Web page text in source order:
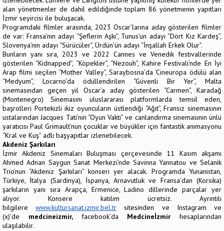
alan yönetmenler de dahil edildiğinde toplam 86 yönetmenin yapıtları
İzmir seyircisi ile buluşacak.
Programdaki filmler arasında, 2023 Oscar’larına aday gösterilen filmler
de var: Fransa’nın adayı “Şeflerin Aşkı”, Tunus’un adayı “Dört Kız Kardeş”,
Slovenya’nın adayı “Sürücüler”, Ürdün’ün adayı “İnşallah Erkek Olur”.
Bunların yanı sıra, 2023 ve 2022 Cannes ve Venedik festivallerinde
gösterilen “Kidnapped”, “Köpekler”, “Nezouh”, Kahire Festivali’nde En İyi
Arap filmi seçilen “Mother Valley”, Saraybosna’da ‘Cineuropa ödülü alan
“Medyum”, Locarno’da ödüllendirilen “Güvenli Bir Yer”, Malta
sinemasından geçen yıl Oscar’a aday gösterilen “Carmen”, Karadağ
(Montenegro) Sinemasını uluslararası platformlarda temsil eden,
başrolleri Portekizli ikiz oyuncuların üstlendiği “Ağıt”, Fransız sinemasının
ustalarından Jacques Tati’nin “Oyun Vakti” ve canlandırma sinemasının ünlü
yaratıcısı Paul Grimault’nun çocuklar ve büyükler için fantastik animasyonu
“Kral ve Kuş” adlı başyapıtlar izlenebilecek.
Akdeniz Şarkıları
İzmir Akdeniz Sinemaları Buluşması çerçevesinde 11 Kasım akşamı
Ahmed Adnan Saygun Sanat Merkezi’nde Savinna Yannatou ve Selanik
Trio’nun “Akdeniz Şarkıları” konseri yer alacak. Programda Yunanistan,
Türkiye, İtalya (Sardinya), İspanya, Arnavutluk ve Fransa’dan (Korsika)
şarkıların yanı sıra Arapça, Ermenice, Ladino dillerinde parçalar yer
alıyor. Konsere katılım ücretsiz. Ayrıntılı
bilgilerewww.kultursanat.izmir.bel.tr sitesinden ve Instagram ve
(x)’de medcineizmir, facebook’da Medcineİzmir hesaplarından
ulaşılabilir.